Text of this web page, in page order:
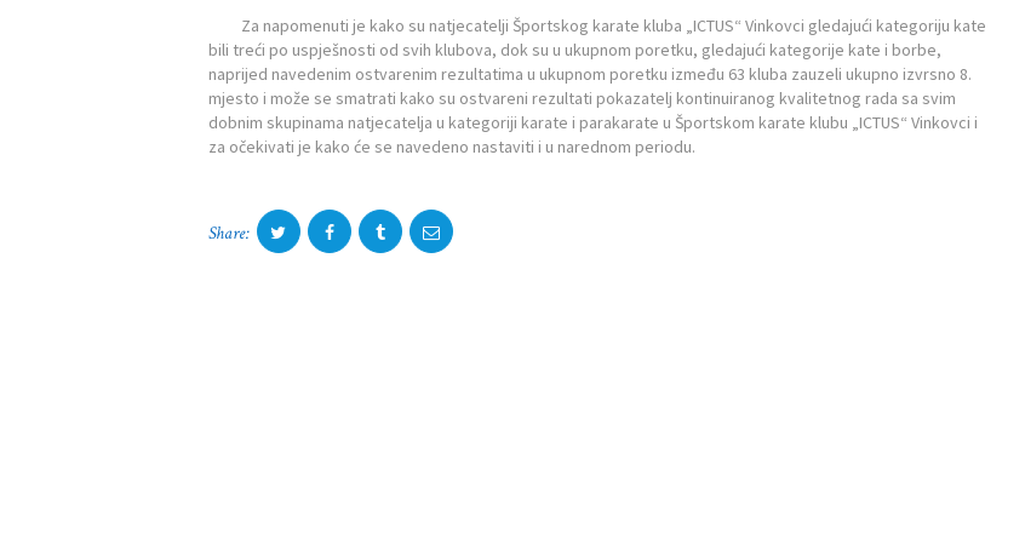
Za napomenuti je kako su natjecatelji Športskog karate kluba „ICTUS“ Vinkovci gledajući kategoriju kate
bili treći po uspješnosti od svih klubova, dok su u ukupnom poretku, gledajući kategorije kate i borbe,
naprijed navedenim ostvarenim rezultatima u ukupnom poretku između 63 kluba zauzeli ukupno izvrsno 8.
mjesto i može se smatrati kako su ostvareni rezultati pokazatelj kontinuiranog kvalitetnog rada sa svim
dobnim skupinama natjecatelja u kategoriji karate i parakarate u Športskom karate klubu „ICTUS“ Vinkovci i
za očekivati je kako će se navedeno nastaviti i u narednom periodu.
Share: